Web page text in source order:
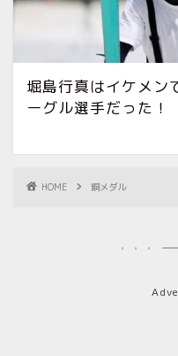
堀島行真はイケメン
ーグル選手だった！
HOME 銅メダル